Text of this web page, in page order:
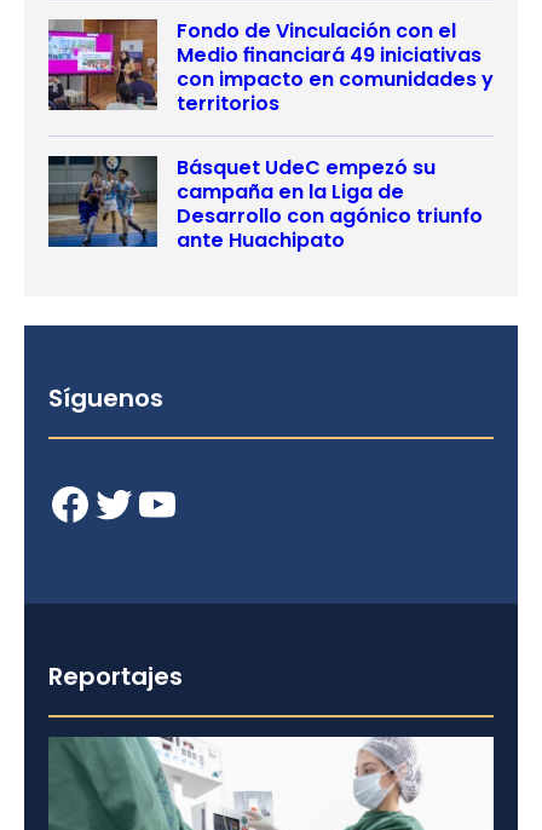
Fondo de Vinculación con el
Medio financiará 49 iniciativas
con impacto en comunidades y
territorios
Básquet UdeC empezó su
campaña en la Liga de
Desarrollo con agónico triunfo
ante Huachipato
Síguenos
Facebook Twitter YouTube
Reportajes